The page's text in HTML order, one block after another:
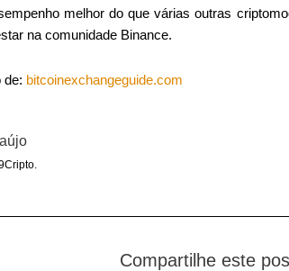
melhor do que várias outras
na comunidade Binance.
de: bitcoinexchangeguide.com
Compartilhe este